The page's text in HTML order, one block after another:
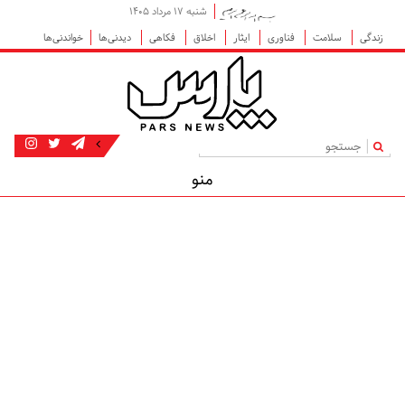
شنبه ۱۷ مرداد ۱۴۰۵
زندگی
سلامت فناوری ایثار اخلاق فکاهی دیدنی‌ها خواندنی‌ها
|
منو